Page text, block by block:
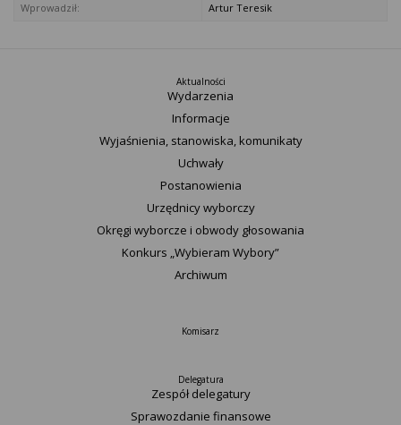
Wprowadził:
Artur Teresik
Aktualności
Wydarzenia
Informacje
Wyjaśnienia, stanowiska, komunikaty
Uchwały
Postanowienia
Urzędnicy wyborczy
Okręgi wyborcze i obwody głosowania
Konkurs „Wybieram Wybory”
Archiwum
Komisarz
Delegatura
Zespół delegatury
Sprawozdanie finansowe